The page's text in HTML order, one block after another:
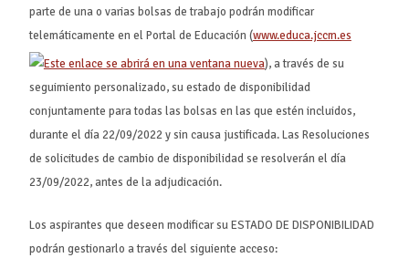
parte de una o varias bolsas de trabajo podrán modificar
telemáticamente en el Portal de Educación (www.educa.jccm.es
), a través de su
seguimiento personalizado, su estado de disponibilidad
conjuntamente para todas las bolsas en las que estén incluidos,
durante el día 22/09/2022 y sin causa justificada. Las Resoluciones
de solicitudes de cambio de disponibilidad se resolverán el día
23/09/2022, antes de la adjudicación.
Los aspirantes que deseen modificar su ESTADO DE DISPONIBILIDAD
podrán gestionarlo a través del siguiente acceso: